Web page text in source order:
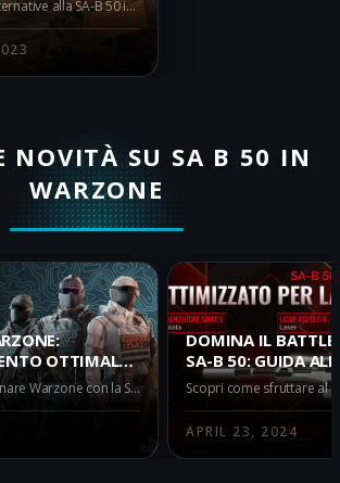
Scopri le migliori alternative alla SA-B 50 in Warzone Battle Royale. Questo articolo offre una panoramica sui fucili d'assalto top-tier che possono sfidare l'efficacia del SA-B 50 nella Meta attuale del gioco.
NOVITÀ SU SA B 50 IN
WARZONE
OTTIMALE
Impara come dominare Warzone con la SA-B 50. Scopri le strategie per utilizzare al meglio la Granata Fumogena e la Carica Perforante con la tua classe.
DOMINA IL BATTLE
SA-B 50: GUIDA
SUPREMA
APRIL 23, 2024